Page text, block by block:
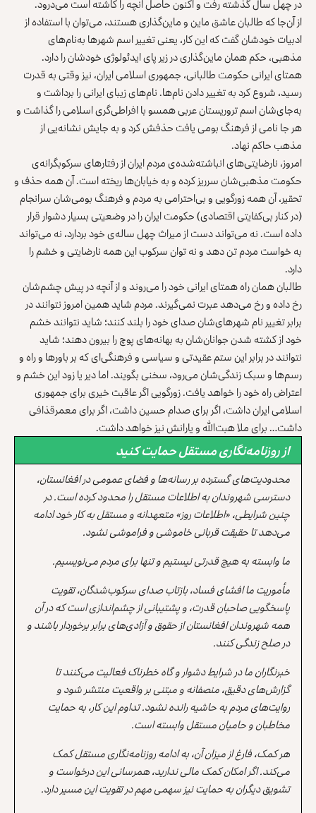
از آن‌جا که طالبان عاشق ماین و ماین‌گذاری هستند، می‌توان با استفاده از
ادبیات خودشان گفت که این کار، یعنی تغییر اسم شهرها به‌نام‌های
مذهبی، حکم همان ماین‌گذاری در زیر پای ایدئولوژی خودشان را دارد.
همتای ایرانی حکومت طالبانی، جمهوری اسلامی ایران، نیز وقتی به قدرت
رسید، شروع کرد به تغییر دادن نام‌ها. نام‌های زیبای ایرانی را برداشت و
به‌جای‌شان اسم تروریستان عربی همسو با افراطی‌گری اسلامی را گذاشت و
هر جا نامی از فرهنگ بومی یافت حذفش کرد و به جایش نشانه‌یی از
مذهب حاکم نهاد.
امروز، نارضایتی‌های انباشته‌شده‌ی مردم ایران از رفتارهای سرکوبگرانه‌ی
حکومت مذهبی‌شان سرریز کرده و به خیابان‌ها ریخته است. آن همه حذف و
تحقیر، آن همه زورگویی و بی‌احترامی به مردم و فرهنگ بومی‌شان سرانجام
(در کنار بی‌کفایتی اقتصادی) حکومت ایران را در وضعیتی بسیار دشوار قرار
داده است. نه می‌تواند دست از میراث چهل ساله‌ی خود بردارد، نه می‌تواند
به خواست مردم تن دهد و نه توان سرکوب این همه نارضایتی و خشم را
دارد.
طالبان همان راه همتای ایرانی خود را می‌روند و از آنچه در پیش چشم‌شان
رخ داده و رخ می‌دهد عبرت نمی‌گیرند. مردم شاید همین امروز نتوانند در
برابر تغییر نام شهرهای‌شان صدای خود را بلند کنند؛ شاید نتوانند خشم
خود از کشته شدن جوانان‌شان به بهانه‌های پوچ را بیرون دهند؛ شاید
نتوانند در برابر این ستم عقیدتی و سیاسی و فرهنگی‌ای که بر باورها و راه و
رسم‌ها و سبک زندگی‌شان می‌رود، سخنی بگویند. اما دیر یا زود این خشم و
اعتراض راه خود را خواهد یافت. زورگویی اگر عاقبت خیری برای جمهوری
اسلامی ایران داشت، اگر برای صدام حسین داشت، اگر برای معمرقذافی
داشت… برای ملا هبت‌الله و یارانش نیز خواهد داشت.
از روزنامه‌نگاری مستقل حمایت کنید
محدودیت‌های گسترده بر رسانه‌ها و فضای عمومی در افغانستان،
دسترسی شهروندان به اطلاعات مستقل را محدود کرده است. در
چنین شرایطی، «اطلاعات روز» متعهدانه و مستقل به کار خود ادامه
می‌دهد تا حقیقت قربانی خاموشی و فراموشی نشود.
ما وابسته به هیچ قدرتی نیستیم و تنها برای مردم می‌نویسیم.
مأموریت ما افشای فساد، بازتاب صدای سرکوب‌شدگان، تقویت
پاسخگویی صاحبان قدرت، و پشتیبانی از چشم‌اندازی است که در آن
همه شهروندان افغانستان از حقوق و آزادی‌های برابر برخوردار باشند و
در صلح زندگی کنند.
خبرنگاران ما در شرایط دشوار و گاه خطرناک فعالیت می‌کنند تا
گزارش‌های دقیق، منصفانه و مبتنی بر واقعیت منتشر شود و
روایت‌های مردم به حاشیه رانده نشود. تداوم این کار، به حمایت
مخاطبان و حامیان مستقل وابسته است.
هر کمک، فارغ از میزان آن، به ادامه روزنامه‌نگاری مستقل کمک
می‌کند. اگر امکان کمک مالی ندارید، همرسانی این درخواست و
تشویق دیگران به حمایت نیز سهمی مهم در تقویت این مسیر دارد.